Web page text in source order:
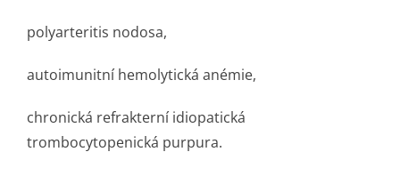
polyarteritis nodosa,
autoimunitní hemolytická anémie,
chronická refrakterní idiopatická
trombocytopenická purpura.